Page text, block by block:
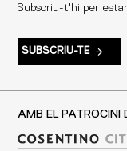
Subscriu-t'hi per
SUBSCRIU-TE
AMB EL PATROCINI